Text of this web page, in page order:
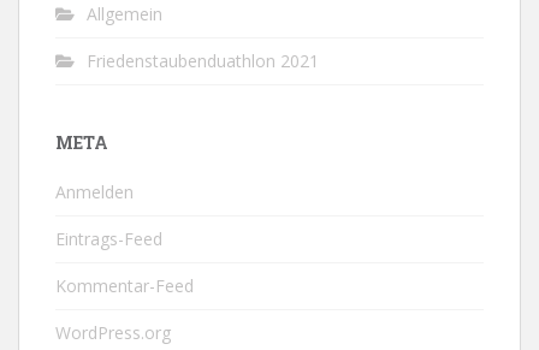
Allgemein
Friedenstaubenduathlon 2021
META
Anmelden
Eintrags-Feed
Kommentar-Feed
WordPress.org